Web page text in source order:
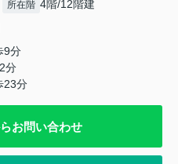
所在階 4階/12階建
9分
分
23分
お問い合わせ